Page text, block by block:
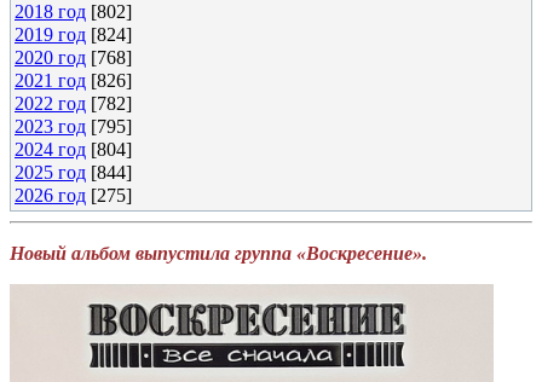
2018 год [802]
2019 год [824]
2020 год [768]
2021 год [826]
2022 год [782]
2023 год [795]
2024 год [804]
2025 год [844]
2026 год [275]
Новый альбом выпустила группа «Воскресение».